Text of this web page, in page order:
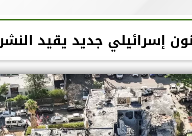
إسرائيلي جديد يقيد